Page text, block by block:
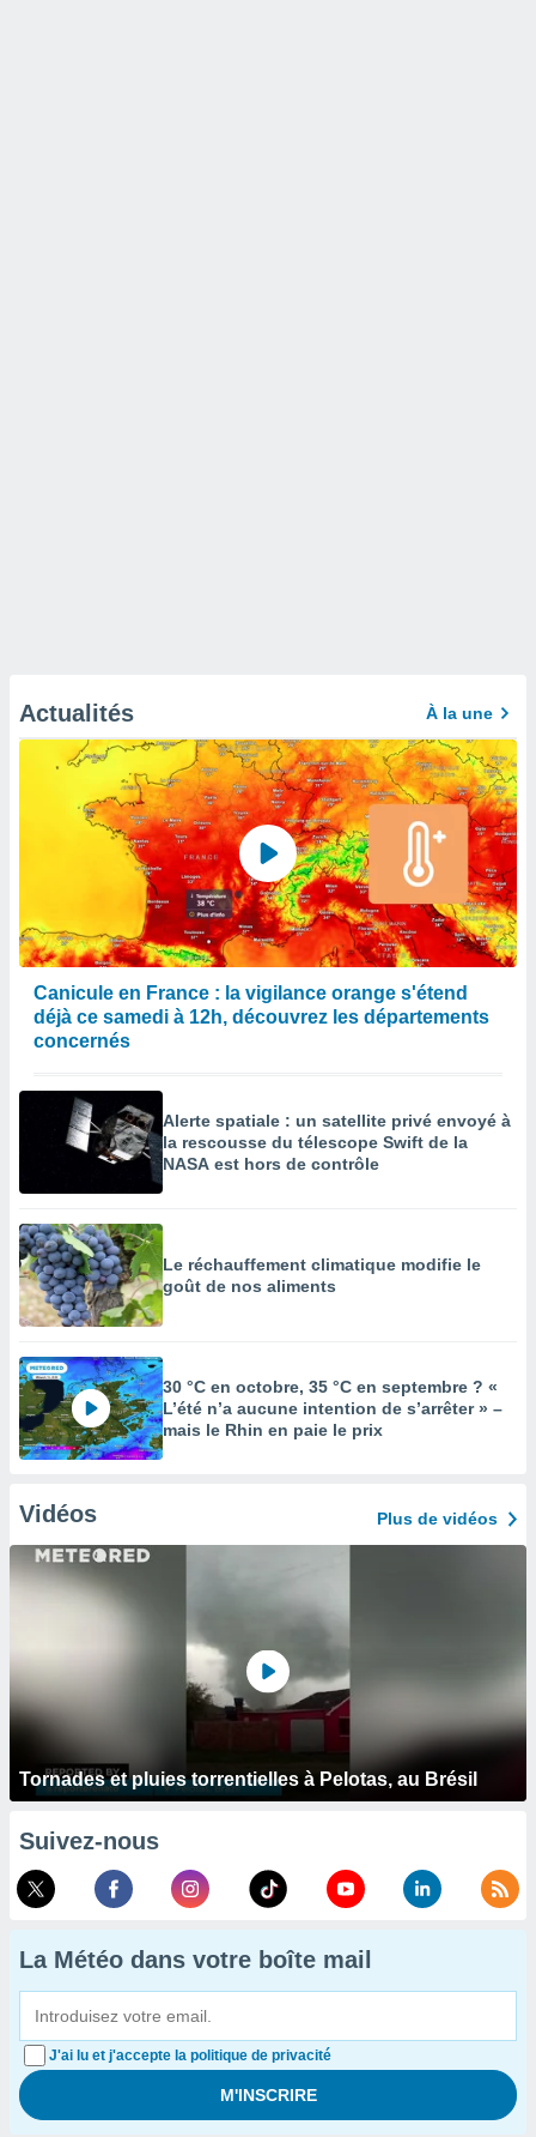
Actualités À la une
Canicule en France : la vigilance orange s'étend
déjà ce samedi à 12h, découvrez les départements
concernés
Alerte spatiale : un satellite privé envoyé à
la rescousse du télescope Swift de la
NASA est hors de contrôle
Le réchauffement climatique modifie le
goût de nos aliments
30 °C en octobre, 35 °C en septembre ? «
L’été n’a aucune intention de s’arrêter » –
mais le Rhin en paie le prix
Vidéos Plus de vidéos
Tornades et pluies torrentielles à Pelotas, au Brésil
Suivez-nous
La Météo dans votre boîte mail
J'ai lu et j'accepte la politique de privacité